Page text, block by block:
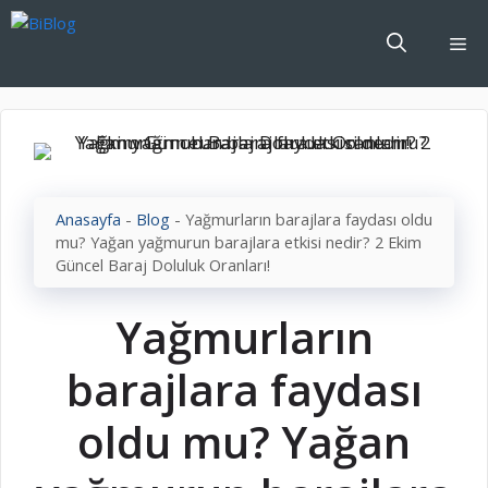
İçeriğe
Anasayfa - Blog - Yağmurların barajlara faydası oldu
mu? Yağan yağmurun barajlara etkisi nedir? 2 Ekim
Güncel Baraj Doluluk Oranları!
Yağmurların
barajlara faydası
oldu mu? Yağan